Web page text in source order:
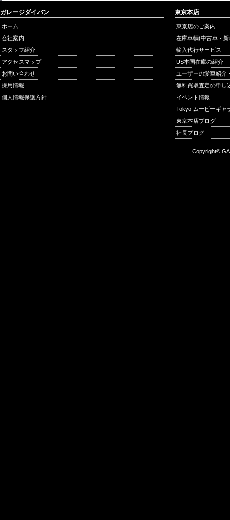
ガレージダイバン
ホーム
会社案内
スタッフ紹介
アクセスマップ
お問い合わせ
採用情報
個人情報保護方針
東京本店
東京店のご案内
在庫車輌(中古車・
輸入代行サービス
US本国在庫の紹介
ユーザーの愛車紹介
無料買取査定の申し
イベント情報
Tokyo ムービーギャ
東京本店ブログ
社長ブログ
Copyright©